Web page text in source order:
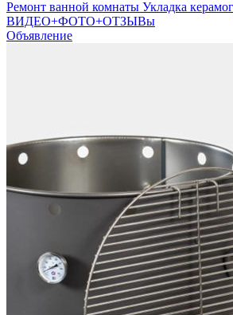
Ремонт ванной комнаты Укладка
ВИДЕО+ФОТО+ОТЗЫВы
Объявление